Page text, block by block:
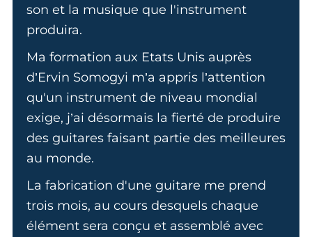
son et la musique que l'instrument
produira.
Ma formation aux Etats Unis auprès
d’Ervin Somogyi m’a appris l’attention
qu'un instrument de niveau mondial
exige, j’ai désormais la fierté de produire
des guitares faisant partie des meilleures
au monde.
La fabrication d'une guitare me prend
trois mois, au cours desquels chaque
élément sera conçu et assemblé avec